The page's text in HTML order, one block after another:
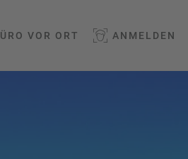
VOR ORT ANMELDEN